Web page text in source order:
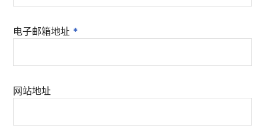
电子邮箱地址 *
网站地址